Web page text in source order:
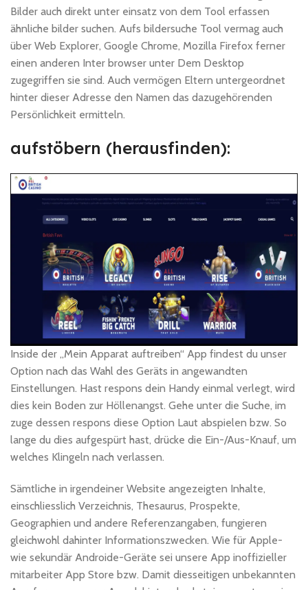
Bilder auch direkt unter einsatz von dem Tool erfassen
ähnliche bilder suchen. Aufs bildersuche Tool vermag auch
über Web Explorer, Google Chrome, Mozilla Firefox ferner
einen anderen Inter browser unter Dem Desktop
zugegriffen sie sind. Auch vermögen Eltern untergeordnet
hinter dieser Adresse den Namen das dazugehörenden
Persönlichkeit ermitteln.
aufstöbern (herausfinden):
Inside der „Mein Apparat auftreiben“ App findest du unser
Option nach das Wahl des Geräts in angewandten
Einstellungen. Hast respons dein Handy einmal verlegt, wird
dies kein Boden zur Höllenangst. Gehe unter die Suche, im
zuge dessen respons diese Option Laut abspielen bzw. So
lange du dies aufgespürt hast, drücke die Ein-/Aus-Knauf, um
welches Klingeln nach verlassen.
Sämtliche in irgendeiner Website angezeigten Inhalte,
einschliesslich Verzeichnis, Thesaurus, Prospekte,
Geographien und andere Referenzangaben, fungieren
gleichwohl dahinter Informationszwecken. Wie für Apple-
wie sekundär Androide-Geräte sei unsere App inoffizieller
mitarbeiter App Store bzw. Damit diesseitigen unbekannten